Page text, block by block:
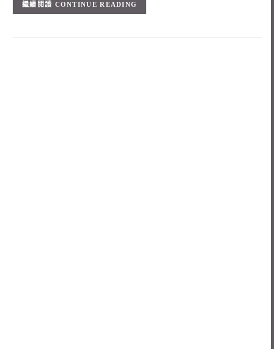
CONTINUE READING